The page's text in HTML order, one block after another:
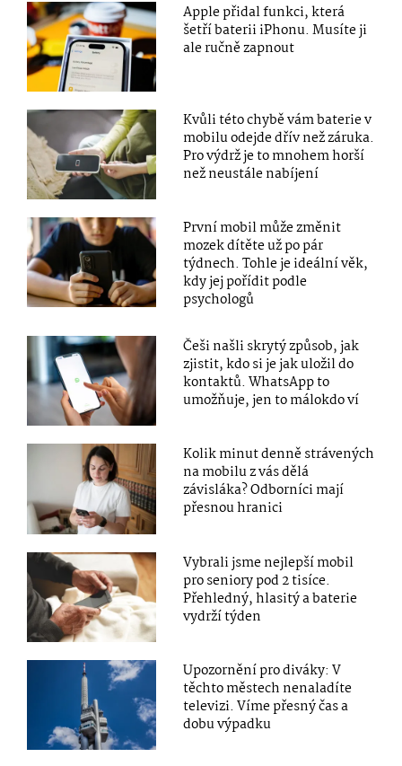
Apple přidal funkci, která
šetří baterii iPhonu. Musíte ji
ale ručně zapnout
Kvůli této chybě vám baterie v
mobilu odejde dřív než záruka.
Pro výdrž je to mnohem horší
než neustále nabíjení
První mobil může změnit
mozek dítěte už po pár
týdnech. Tohle je ideální věk,
kdy jej pořídit podle
psychologů
Češi našli skrytý způsob, jak
zjistit, kdo si je jak uložil do
kontaktů. WhatsApp to
umožňuje, jen to málokdo ví
Kolik minut denně strávených
na mobilu z vás dělá
závisláka? Odborníci mají
přesnou hranici
Vybrali jsme nejlepší mobil
pro seniory pod 2 tisíce.
Přehledný, hlasitý a baterie
vydrží týden
Upozornění pro diváky: V
těchto městech nenaladíte
televizi. Víme přesný čas a
dobu výpadku